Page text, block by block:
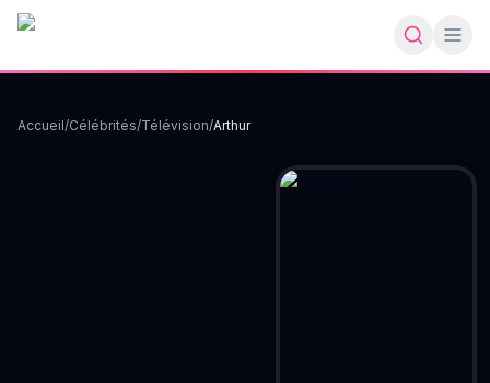
Accueil/Célébrités/Télévision/Arthur